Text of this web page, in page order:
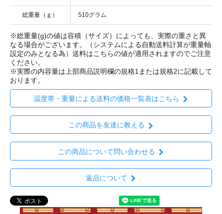
総重量（ｇ） 510グラム
※総重量(g)の値は容積（サイズ）によっても、実際の重さと異
なる場合がございます。（システムによる自動送料計算が重量軸
設定のみとなる為）送料はこちらの値が適用されますのでご注意
ください。
※実際の内容量は上部商品説明欄の規格1または規格2に記載して
おります。
温度帯・重量による送料の価格一覧表はこちら
この商品を友達に教える
この商品について問い合わせる
返品について